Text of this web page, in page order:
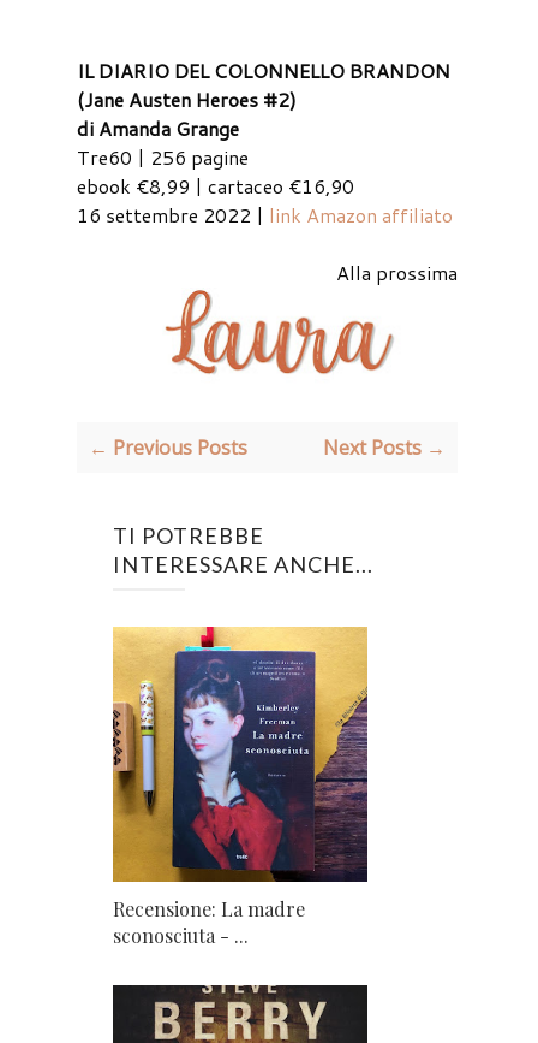
IL DIARIO DEL COLONNELLO BRANDON
(Jane Austen Heroes #2)
di Amanda Grange
Tre60 | 256 pagine
ebook €8,99 | cartaceo €16,90
16 settembre 2022 | link Amazon affiliato
Alla prossima
← Previous Posts Next Posts →
TI POTREBBE
INTERESSARE ANCHE...
Recensione: La madre
sconosciuta - ...